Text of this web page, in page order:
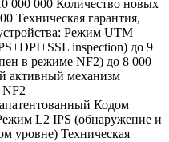
000 000 Количество новых
Техническая гарантия,
Режим UTM
inspection) до 9
в режиме NF2) до 8 000
активный механизм
Кодом
L2 IPS (обнаружение и
уровне) Техническая